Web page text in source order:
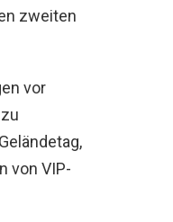
zweiten
vor
von VIP-